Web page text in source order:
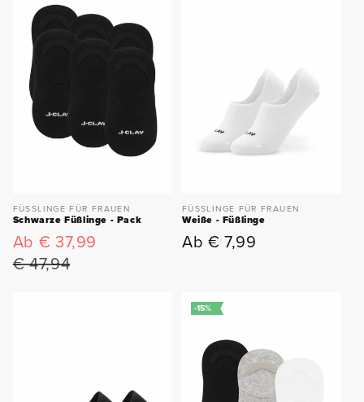
FÜSSLINGE FÜR FRAUEN
Schwarze Füßlinge - Pack
Verkaufspreis
Ab € 37,99
€ 47,94
FÜSSLINGE FÜR FRAUEN
Weiße - Füßlinge
Normaler
Ab € 7,99
-15%